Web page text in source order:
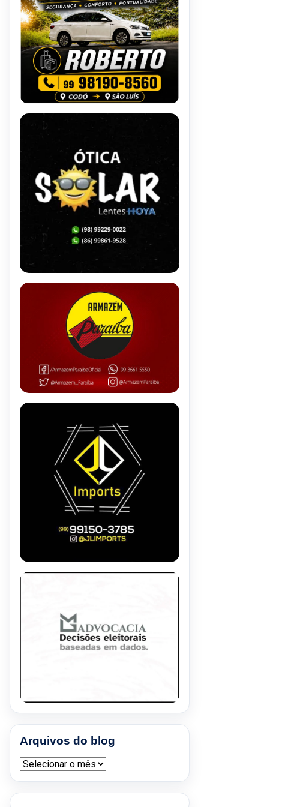
Arquivos do blog
Arquivos do blog